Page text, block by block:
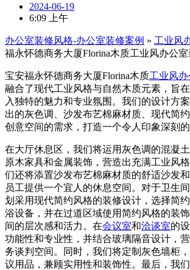
2024-06-19
6:09 上午
办公室装修风格-办公室装修案例 » 工业风
福永怀德商务大厦Florina木质工业风办公
宝安福永怀德商务大厦Florina木质工业风
融合了现代工业风格与自然木质元素，旨
入独特的魅力和专业氛围。我们的设计方
出的灰色调、沙发布艺棉麻材质、现代简
创意空间的需求，打造一个令人印象深刻的
在大厅休息区，我们将运用灰色调的混凝
原木家具和金属装饰，营造出充满工业风
们还将添置沙发布艺棉麻材质的舒适沙发
员工提供一个宜人的休息空间。对于卫生
划采用现代简约风格的装修设计，选择简
浴设备，并在过道区域使用简约风格的装
间的层次感和活力。在会议室和洽谈室的
功能性和专业性，并结合玻璃隔音设计，
务谈判空间。同时，我们将定制灰色墙柜
议用品，兼顾实用性和装饰性。最后，我